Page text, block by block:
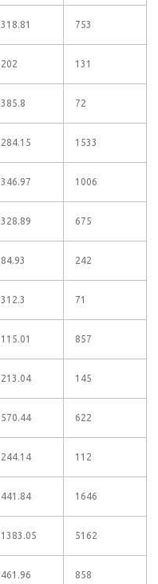
318.81 753
202 131
385.8 72
284.15 1533
346.97 1006
328.89 675
84.93 242
312.3 71
115.01 857
213.04 145
570.44 622
244.14 112
441.84 1646
1383.05 5162
461.96 858